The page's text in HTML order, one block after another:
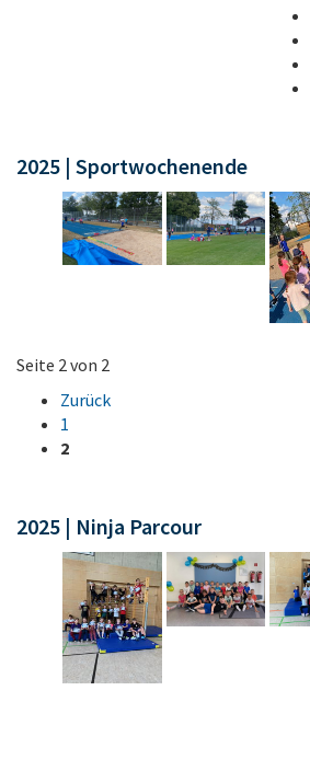
2025 | Sportwochenende
Seite 2 von 2
Zurück
1
2
2025 | Ninja Parcour